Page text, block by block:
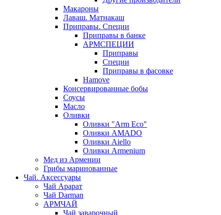
Макароны
Лаваш. Матнакаш
Приправы. Специи
Приправы в банке
АРМСПЕЦИИ
Приправы
Специи
Приправы в фасовке
Hamove
Консервированные бобы
Соусы
Масло
Оливки
Оливки "Arm Eco"
Оливки AMADO
Оливки Aiello
Оливки Armenium
Мед из Армении
Грибы маринованные
Чай. Аксессуары
Чай Арарат
Чай Darman
АРМЧАЙ
Чай заварочный